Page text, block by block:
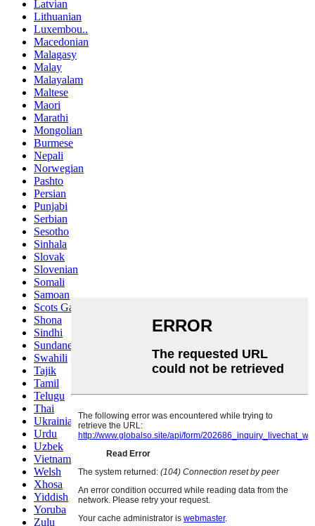
Latvian
Lithuanian
Luxembou..
Macedonian
Malagasy
Malay
Malayalam
Maltese
Maori
Marathi
Mongolian
Burmese
Nepali
Norwegian
Pashto
Persian
Punjabi
Serbian
Sesotho
Sinhala
Slovak
Slovenian
Somali
Samoan
Scots Gaelic
Shona
Sindhi
Sundanese
Swahili
Tajik
Tamil
Telugu
Thai
Ukrainian
Urdu
Uzbek
Vietnamese
Welsh
Xhosa
Yiddish
Yoruba
Zulu